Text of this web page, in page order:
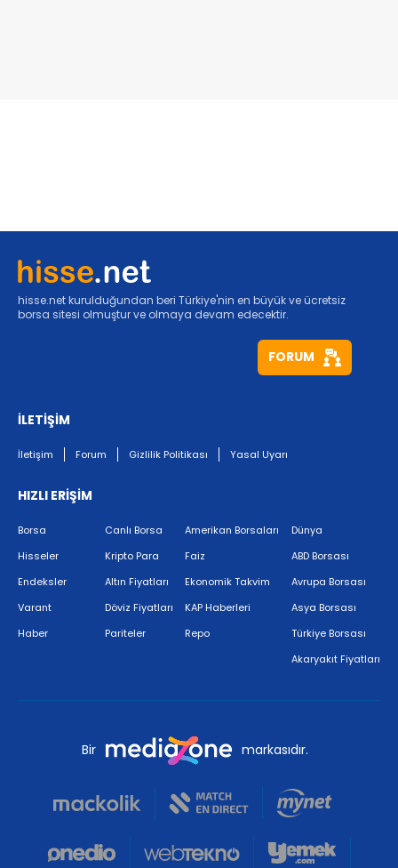
hisse.net kurulduğundan beri Türkiye'nin en büyük ve ücretsiz
borsa sitesi olmuştur ve olmaya devam edecektir.
FORUM
İLETİŞİM
İletişim Forum Gizlilik Politikası Yasal Uyarı
HIZLI ERİŞİM
Borsa
Hisseler
Endeksler
Varant
Haber
Canlı Borsa
Kripto Para
Altın Fiyatları
Döviz Fiyatları
Pariteler
Amerikan Borsaları
Faiz
Ekonomik Takvim
KAP Haberleri
Repo
Dünya
ABD Borsası
Avrupa Borsası
Asya Borsası
Türkiye Borsası
Akaryakıt Fiyatları
Bir markasıdır.